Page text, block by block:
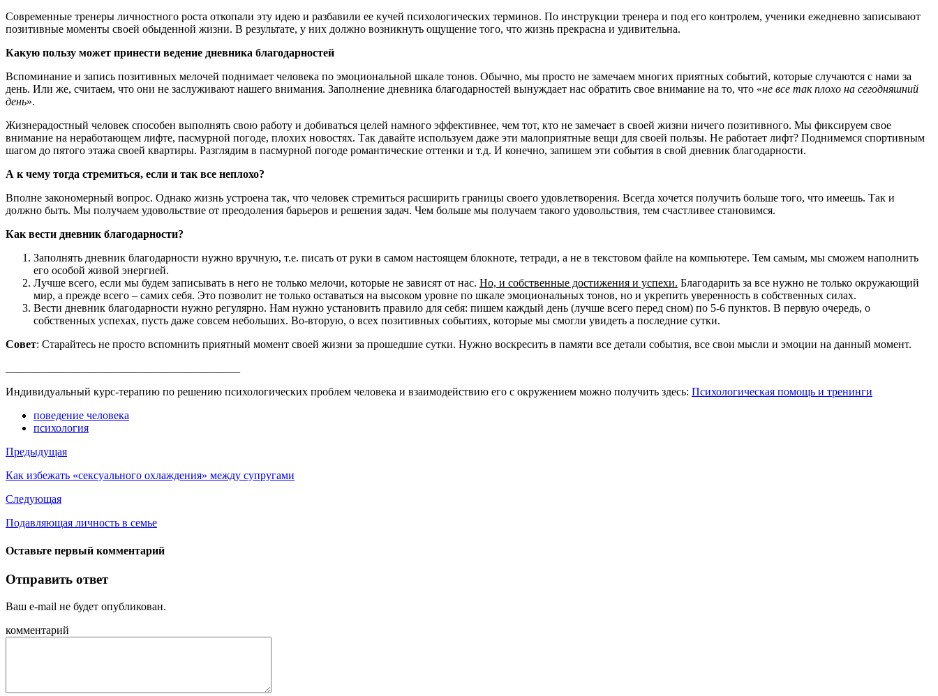
Современные тренеры личностного роста откопали эту идею и разбавили ее кучей психологических терминов. По инструкции тренера и под его контролем, ученики ежедневно записывают
позитивные моменты своей обыденной жизни. В результате, у них должно возникнуть ощущение того, что жизнь прекрасна и удивительна.
Какую пользу может принести ведение дневника благодарностей
Вспоминание и запись позитивных мелочей поднимает человека по эмоциональной шкале тонов. Обычно, мы просто не замечаем многих приятных событий, которые случаются с нами за
день. Или же, считаем, что они не заслуживают нашего внимания. Заполнение дневника благодарностей вынуждает нас обратить свое внимание на то, что «не все так плохо на сегодняшний
день».
Жизнерадостный человек способен выполнять свою работу и добиваться целей намного эффективнее, чем тот, кто не замечает в своей жизни ничего позитивного. Мы фиксируем свое
внимание на неработающем лифте, пасмурной погоде, плохих новостях. Так давайте используем даже эти малоприятные вещи для своей пользы. Не работает лифт? Поднимемся спортивным
шагом до пятого этажа своей квартиры. Разглядим в пасмурной погоде романтические оттенки и т.д. И конечно, запишем эти события в свой дневник благодарности.
А к чему тогда стремиться, если и так все неплохо?
Вполне закономерный вопрос. Однако жизнь устроена так, что человек стремиться расширить границы своего удовлетворения. Всегда хочется получить больше того, что имеешь. Так и
должно быть. Мы получаем удовольствие от преодоления барьеров и решения задач. Чем больше мы получаем такого удовольствия, тем счастливее становимся.
Как вести дневник благодарности?
Заполнять дневник благодарности нужно вручную, т.е. писать от руки в самом настоящем блокноте, тетради, а не в текстовом файле на компьютере. Тем самым, мы сможем наполнить
его особой живой энергией.
Лучше всего, если мы будем записывать в него не только мелочи, которые не зависят от нас. Но, и собственные достижения и успехи. Благодарить за все нужно не только окружающий
мир, а прежде всего – самих себя. Это позволит не только оставаться на высоком уровне по шкале эмоциональных тонов, но и укрепить уверенность в собственных силах.
Вести дневник благодарности нужно регулярно. Нам нужно установить правило для себя: пишем каждый день (лучше всего перед сном) по 5-6 пунктов. В первую очередь, о
собственных успехах, пусть даже совсем небольших. Во-вторую, о всех позитивных событиях, которые мы смогли увидеть а последние сутки.
Совет: Старайтесь не просто вспомнить приятный момент своей жизни за прошедшие сутки. Нужно воскресить в памяти все детали события, все свои мысли и эмоции на данный момент.
Индивидуальный курс-терапию по решению психологических проблем человека и взаимодействию его с окружением можно получить здесь: Психологическая помощь и тренинги
поведение человека
психология
Предыдущая
Как избежать «сексуального охлаждения» между супругами
Следующая
Подавляющая личность в семье
Оставьте первый комментарий
Отправить ответ
Ваш e-mail не будет опубликован.
комментарий